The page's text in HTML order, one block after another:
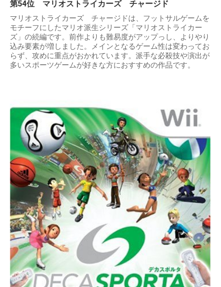
第54位 マリオストライカーズ チャージド
マリオストライカーズ チャージドは、フットサルゲームを
モチーフにしたマリオ派生シリーズ「マリオストライカー
ズ」の続編です。前作よりも難易度がアップっし、よりやり
込み要素が増しました。メインとなるゲーム性は変わってお
らず、攻めに重点がおかれています。派手な必殺技や演出が
多いスポーツゲームが好きな方におすすめの作品です。